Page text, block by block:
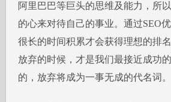
阿里巴巴等巨头的思维及能力，所
的心来对待自己的事业。通过SEO
很长的时间积累才会获得理想的排
放弃的时候，才是我们最接近成功
的，放弃将成为一事无成的代名词。